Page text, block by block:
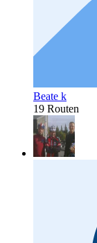
Beate k
19 Routen